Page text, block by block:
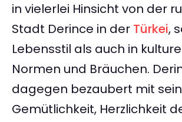
in vielerlei Hinsicht von der
Stadt Derince in der Türkei,
Lebensstil als auch in
Normen und Bräuchen.
dagegen bezaubert mit
Gemütlichkeit, Herzlichkeit